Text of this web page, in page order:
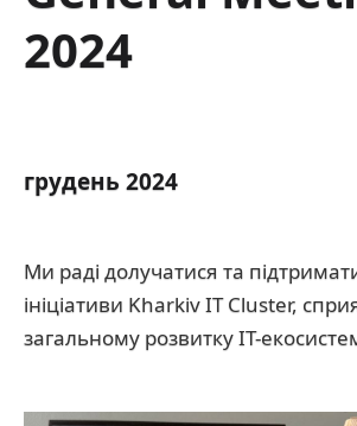
2024
грудень 2024
Ми раді долучатися та
ініціативи Kharkiv IT Cluster,
загальному розвитку ІТ-